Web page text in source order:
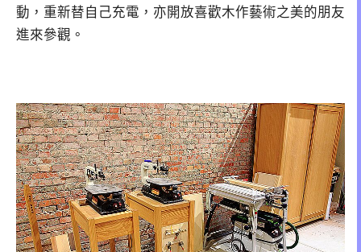
動，重新替自己充電，亦開放喜歡木作藝術之美的朋友
進來參觀。